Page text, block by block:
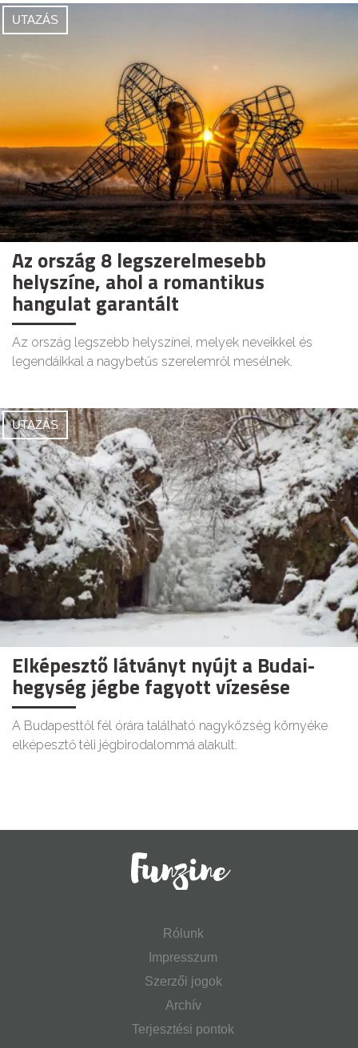
UTAZÁS
Az ország 8 legszerelmesebb
helyszíne, ahol a romantikus
hangulat garantált
Az ország legszebb helyszínei, melyek neveikkel és
legendáikkal a nagybetűs szerelemről mesélnek.
UTAZÁS
Elképesztő látványt nyújt a Budai-
hegység jégbe fagyott vízesése
A Budapesttől fél órára található nagyközség környéke
elképesztő téli jégbirodalommá alakult.
Rólunk
Impresszum
Szerzői jogok
Archív
Terjesztési pontok